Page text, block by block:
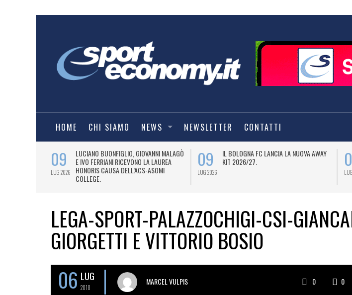
HOME CHI SIAMO NEWS NEWSLETTER CONTATTI
09
LUG 2026
LUCIANO BUONFIGLIO, GIOVANNI MALAGÒ
E IVO FERRIANI RICEVONO LA LAUREA
HONORIS CAUSA DELL’ACS-ASOMI
COLLEGE.
09
LUG 2026
IL BOLOGNA FC LANCIA LA NUOVA AWAY
KIT 2026/27.
LEGA-SPORT-PALAZZOCHIGI-CSI-
GIORGETTI E VITTORIO BOSIO
06 LUG
2018
MARCEL VULPIS 0 0